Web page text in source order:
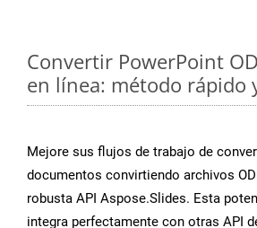
Convertir PowerPoint
en línea: método rápido
Mejore sus flujos de trabajo de
documentos convirtiendo archivos
robusta API Aspose.Slides. Esta
integra perfectamente con otras API